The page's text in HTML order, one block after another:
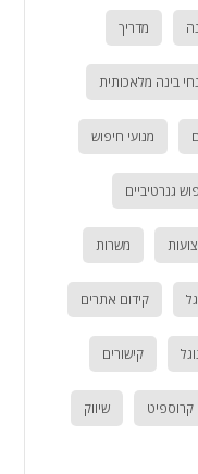
מדריך
בינה מלאכותית
מנועי חיפוש
גנרטיביים
משרות
קידום אתרים
קישורים
קרוספיט שיווק